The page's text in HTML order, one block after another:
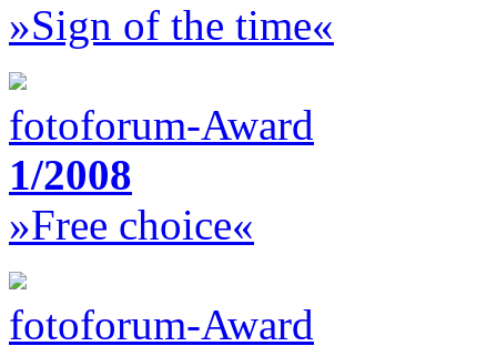
»Sign of the time«
fotoforum-Award
1/2008
»Free choice«
fotoforum-Award